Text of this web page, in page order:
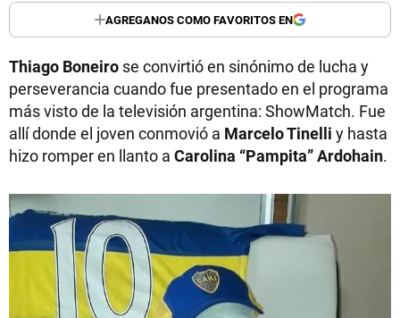
AGREGANOS COMO FAVORITOS EN
Thiago Boneiro se convirtió en sinónimo de lucha y
perseverancia cuando fue presentado en el programa
más visto de la televisión argentina: ShowMatch. Fue
allí donde el joven conmovió a Marcelo Tinelli y hasta
hizo romper en llanto a Carolina “Pampita” Ardohain.